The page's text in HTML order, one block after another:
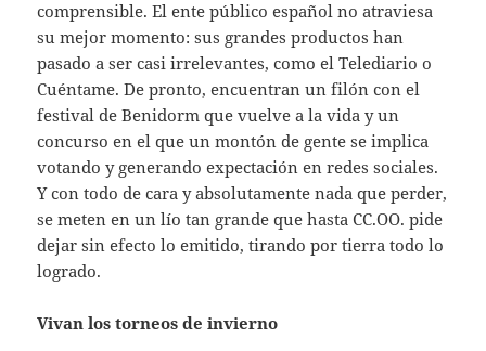
comprensible. El ente público español no atraviesa
su mejor momento: sus grandes productos han
pasado a ser casi irrelevantes, como el Telediario o
Cuéntame. De pronto, encuentran un filón con el
festival de Benidorm que vuelve a la vida y un
concurso en el que un montón de gente se implica
votando y generando expectación en redes sociales.
Y con todo de cara y absolutamente nada que perder,
se meten en un lío tan grande que hasta CC.OO. pide
dejar sin efecto lo emitido, tirando por tierra todo lo
logrado.
Vivan los torneos de invierno